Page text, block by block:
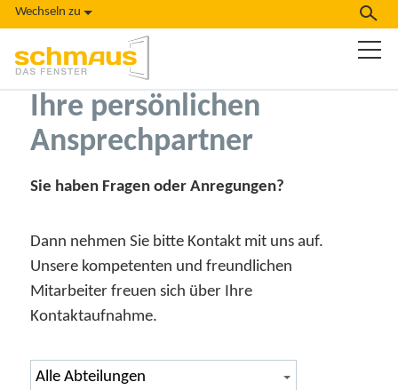
Wechseln zu
Ihre persönlichen
Ansprechpartner
Sie haben Fragen oder Anregungen?
Dann nehmen Sie bitte Kontakt mit uns auf.
Unsere kompetenten und freundlichen
Mitarbeiter freuen sich über Ihre
Kontaktaufnahme.